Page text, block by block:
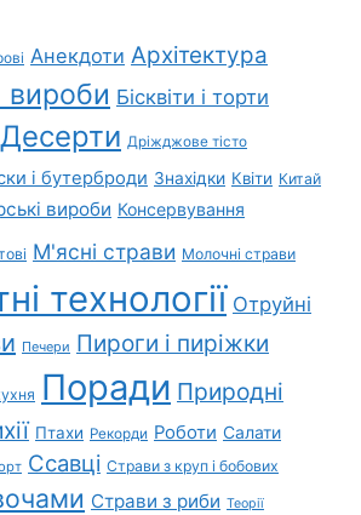
Анекдоти Архітектура
вироби Бісквіти і торти
Десерти Дріжджове тісто
і бутерброди Знахідки Квіти Китай
вироби Консервування
М'ясні страви Молочні страви
технології Отруйні
Печери Пироги і пиріжки
Поради Природні
Птахи Рекорди Роботи Салати
Ссавці Страви з круп і бобових
Страви з риби Теорії